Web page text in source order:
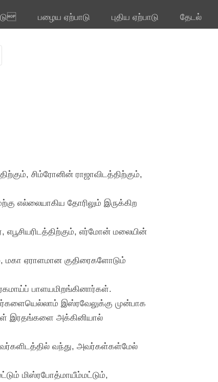
பழைய ஏற்பாடு புதிய ஏற்பாடு தேடல்
சிம்ரோனின் ராஜாவிடத்திற்கும்,
எல்லையாகிய தோரிலும் இருக்கிற
எபூசியரிடத்திற்கும், எர்மோன் மலையின்
ஏராளமான குதிரைகளோடும்
பாளயமிறங்கினார்கள்.
இஸ்ரவேலுக்கு முன்பாக
இரதங்களை அக்கினியால்
வந்து, அவர்கள்கள்மேல்
மிஸ்ரபோத்மாயீம்மட்டும்,